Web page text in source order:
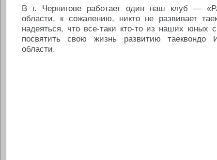
В г. Чернигове работает один наш клуб —
области, к сожалению, никто не развивает
надеяться, что все-таки кто-то из наших юных
посвятить свою жизнь развитию таеквондо
области.